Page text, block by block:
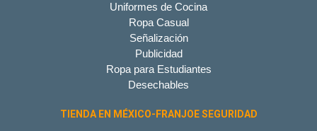
Uniformes de Cocina
Ropa Casual
Señalización
Publicidad
Ropa para Estudiantes
Desechables
TIENDA EN MÉXICO-FRANJOE SEGURIDAD